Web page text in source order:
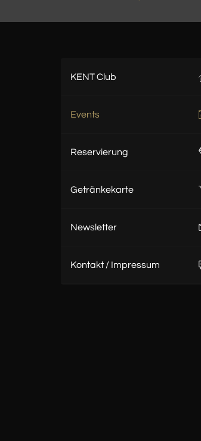
KENT Club
Events
Reservierung
Getränkekarte
Newsletter
Kontakt / Impressum